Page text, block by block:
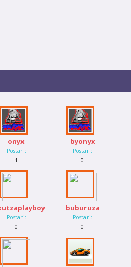
onyx
Postari:
1
byonyx
Postari:
0
Postari:
0
buburuza
Postari:
0